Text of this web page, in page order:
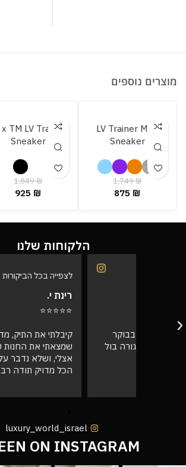
מוצרים נוספים
LV Trainer Maxi
Sneaker
1,749₪
875 ₪
x TM LV Trainer
Sneaker
1,849₪
925 ₪
הלקוחות שלנו
לצפייה בכל הביקורות »
קיבלתי את התיק, מדהים! אין ספק
שמצאתי את החנות שלי שירות
אצלי, ושלא נדבר על התיק
הכל מדויק תודה רבה לכם 🙌❤️
luxury_world_israel
ON INSTAGRAM